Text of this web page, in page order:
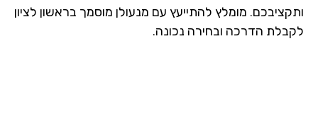
מומלץ להתייעץ עם מנעולן מוסמך בראשון לציון
הדרכה ובחירה נכונה.